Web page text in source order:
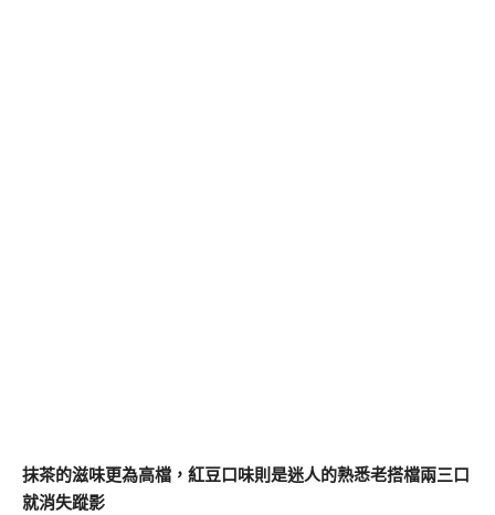
抹茶的滋味更為高檔，紅豆口味則是迷人的熟悉老搭檔兩三口
就消失蹤影